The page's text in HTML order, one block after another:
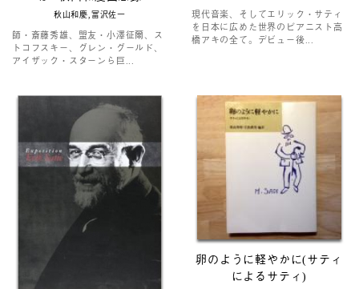
秋山和慶,冨沢佐一
師・斎藤秀雄、盟友・小澤征爾、ス
トコフスキー、グレン・グールド、
アイザック・スターンら巨...
現代音楽、そしてエリック・サティ
を日本に広めた世界のピアニスト高
橋アキの全て。デビュー後...
卵のように軽やかに(サティ
によるサティ)